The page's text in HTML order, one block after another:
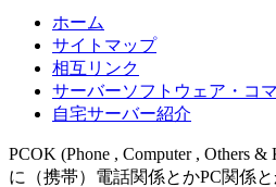
ホーム
サイトマップ
相互リンク
サーバーソフトウェア・コ
自宅サーバー紹介
PCOK (Phone , Computer , Others
に（携帯）電話関係とかPC関係